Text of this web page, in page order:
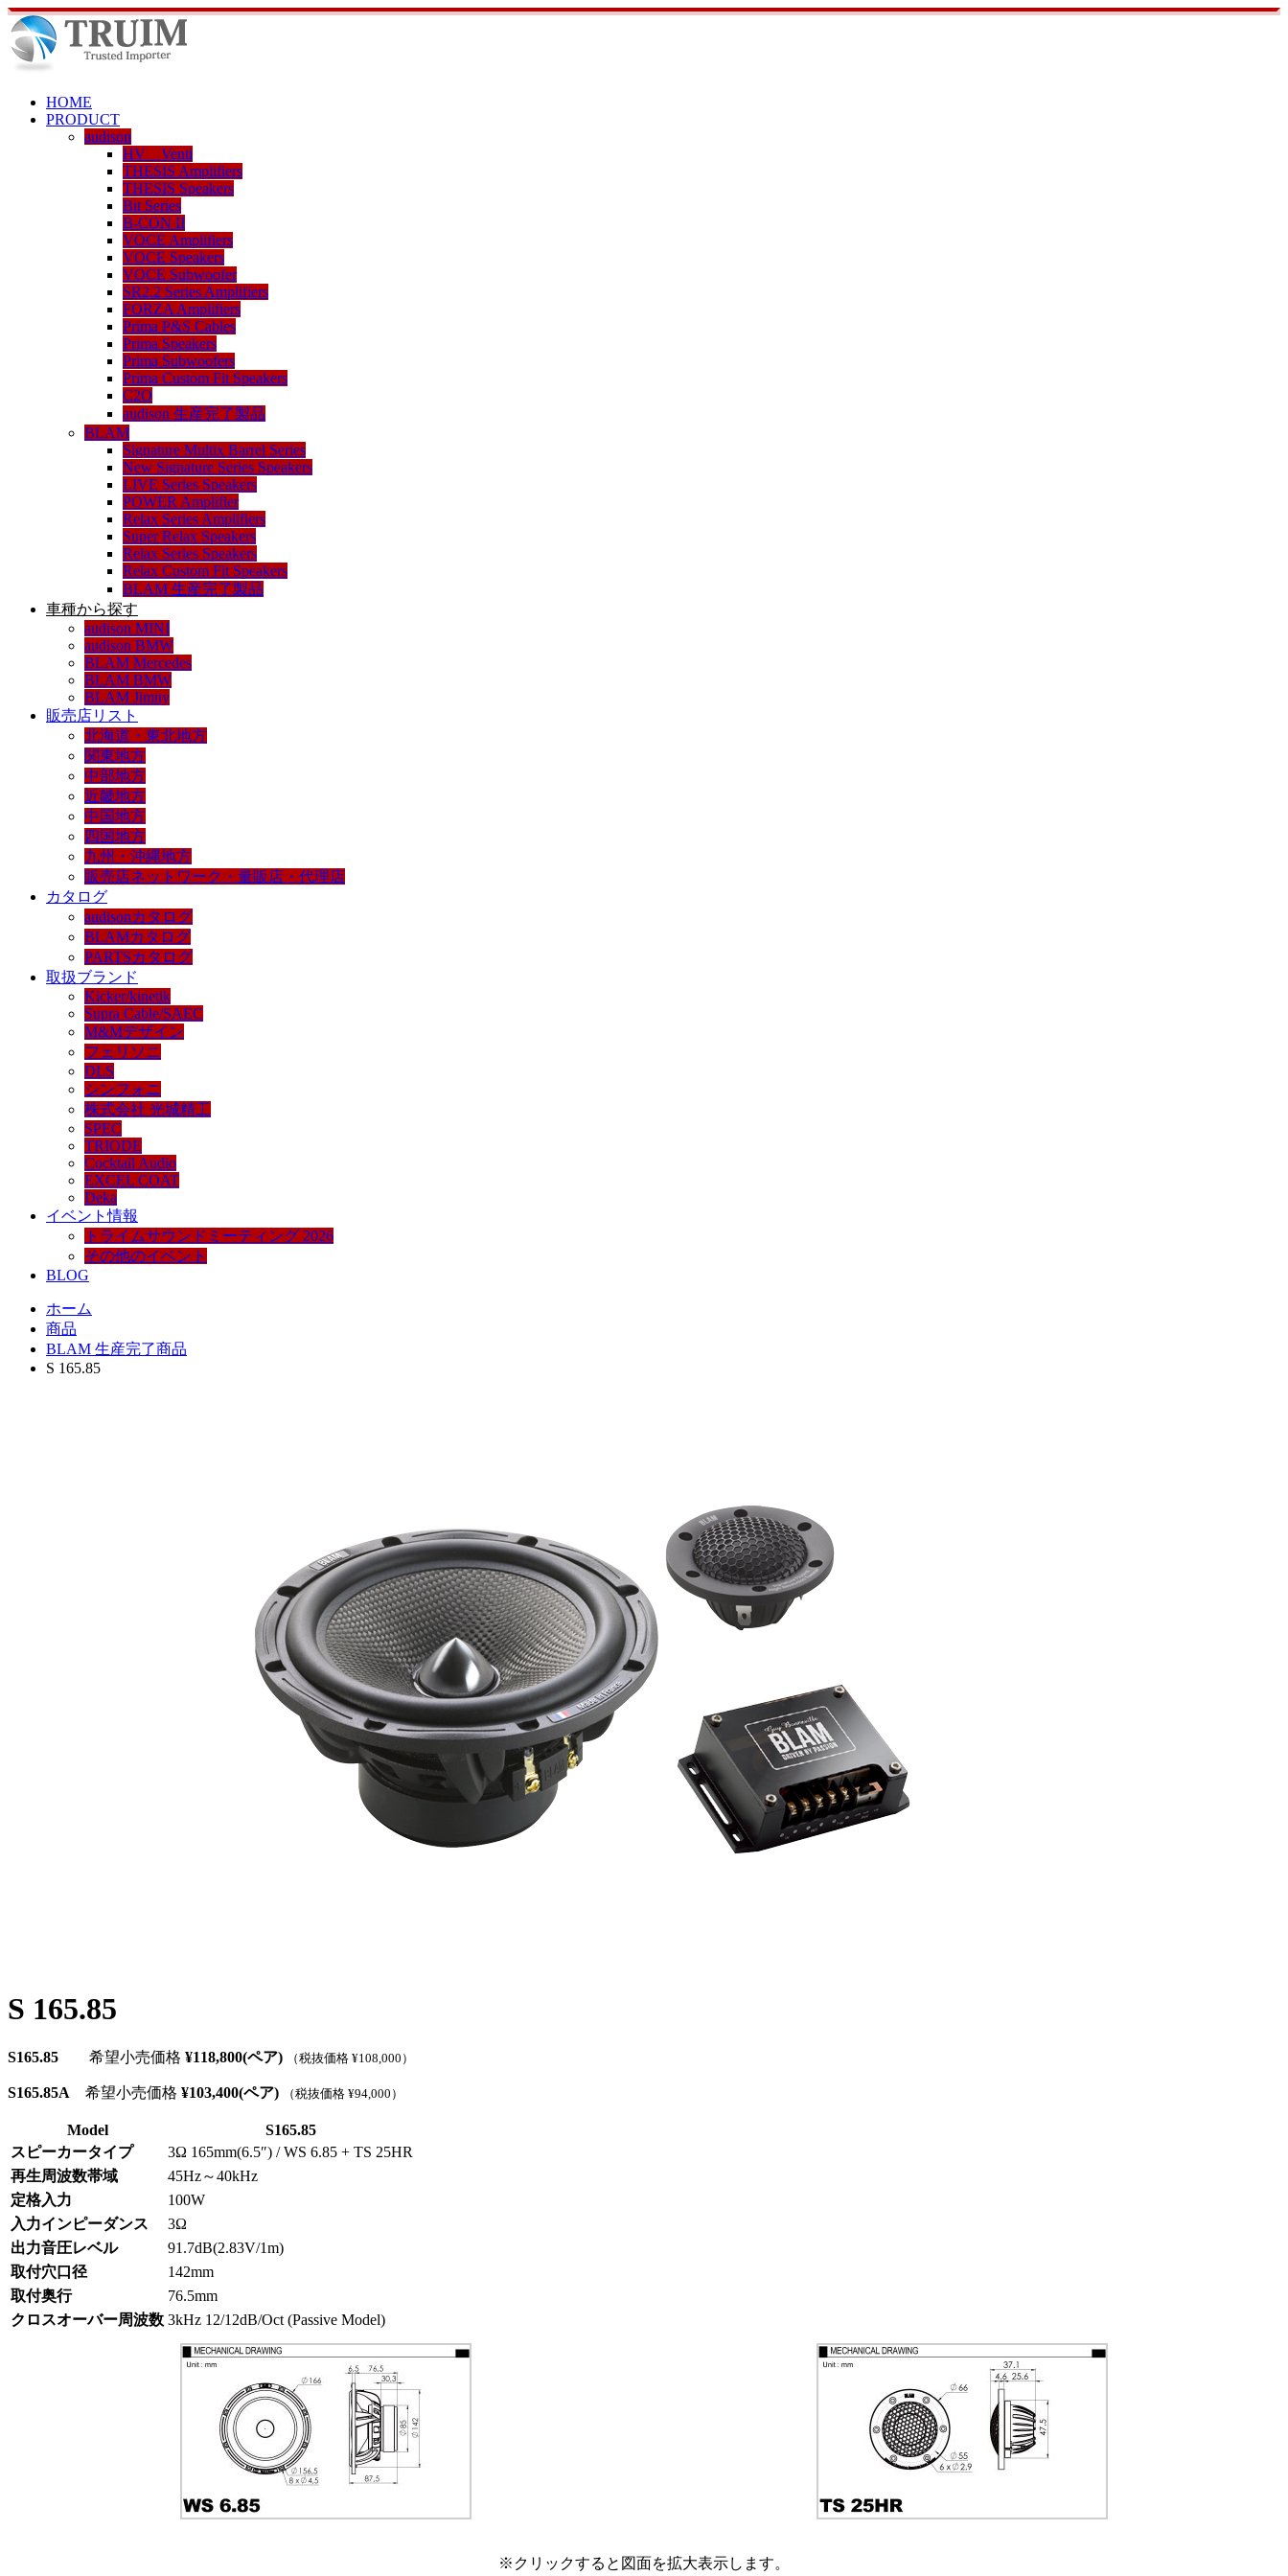
HOME
PRODUCT
audison
HV Venti
THESIS Amplifiers
THESIS Speakers
Bit Series
B-CON II
VOCE Amplifiers
VOCE Speakers
VOCE Subwoofer
SR2.2 Series Amplifiers
FORZA Amplifiers
Prima P&S Cables
Prima Speakers
Prima Subwoofers
Prima Custom Fit Speakers
C2O
audison 生産完了製品
BLAM
Signature Multix Barrel Series
New Signature Series Speakers
LIVE Series Speakers
POWER Amplifier
Relax Series Amplifiers
Super Relax Speakers
Relax Series Speakers
Relax Custom Fit Speakers
BLAM 生産完了製品
車種から探す
audison MINI
audison BMW
BLAM Mercedes
BLAM BMW
BLAM Jimny
販売店リスト
北海道・東北地方
関東地方
中部地方
近畿地方
中国地方
四国地方
九州・沖縄地方
販売店ネットワーク・量販店・代理店
カタログ
audisonカタログ
BLAMカタログ
PARTSカタログ
取扱ブランド
Kicker/kinetik
Supra Cable/SAEC
M&Mデザイン
フェリソニ
DLS
シンフォニ
株式会社 光城精工
SPEC
TRIODE
Cocktail Audio
EXCEL COAT
Deka
イベント情報
トライムサウンドミーティング 2026
その他のイベント
BLOG
ホーム
商品
BLAM 生産完了商品
S 165.85
S 165.85
S165.85 希望小売価格 ¥118,800(ペア) （税抜価格 ¥108,000）
S165.85A 希望小売価格 ¥103,400(ペア) （税抜価格 ¥94,000）
Model
S165.85
スピーカータイプ
3Ω 165mm(6.5″) / WS 6.85 + TS 25HR
再生周波数帯域
45Hz～40kHz
定格入力
100W
入力インピーダンス
3Ω
出力音圧レベル
91.7dB(2.83V/1m)
取付穴口径
142mm
取付奥行
76.5mm
クロスオーバー周波数 3kHz 12/12dB/Oct (Passive Model)
※クリックすると図面を拡大表示します。